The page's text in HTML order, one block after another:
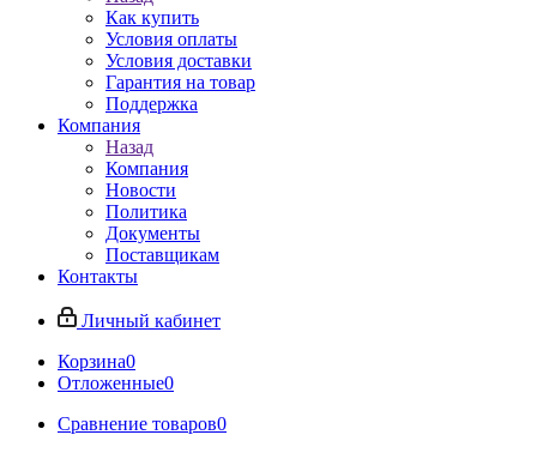
Как купить
Условия оплаты
Условия доставки
Гарантия на товар
Поддержка
Компания
Назад
Компания
Новости
Политика
Документы
Поставщикам
Контакты
Личный кабинет
Корзина0
Отложенные0
Сравнение товаров0